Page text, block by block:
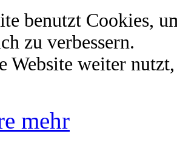
benutzt Cookies,
zu verbessern.
Website weiter
mehr